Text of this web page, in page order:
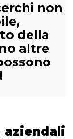
non
della
altre
aziendali